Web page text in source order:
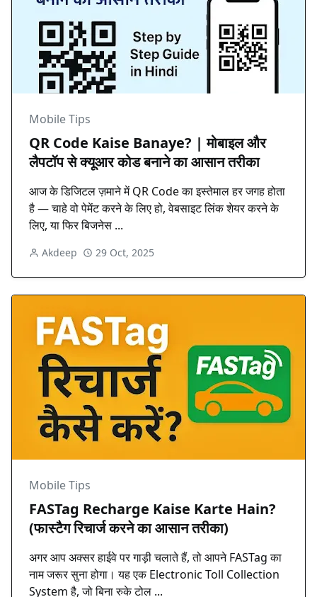
Mobile Tips
QR Code Kaise Banaye? | मोबाइल और
लैपटॉप से क्यूआर कोड बनाने का आसान तरीका
आज के डिजिटल ज़माने में QR Code का इस्तेमाल हर जगह होता
है — चाहे वो पेमेंट करने के लिए हो, वेबसाइट लिंक शेयर करने के
लिए, या फिर बिजनेस ...
Akdeep 29 Oct, 2025
Mobile Tips
FASTag Recharge Kaise Karte Hain?
(फास्टैग रिचार्ज करने का आसान तरीका)
अगर आप अक्सर हाईवे पर गाड़ी चलाते हैं, तो आपने FASTag का
नाम जरूर सुना होगा। यह एक Electronic Toll Collection
System है, जो बिना रुके टोल ...